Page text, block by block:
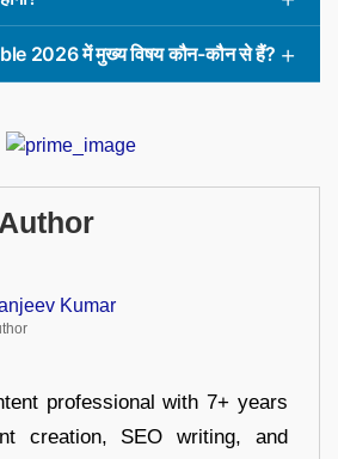
2026 में मुख्य विषय कौन-कौन से हैं?
Kumar
professional with 7+ years
creation, SEO writing, and